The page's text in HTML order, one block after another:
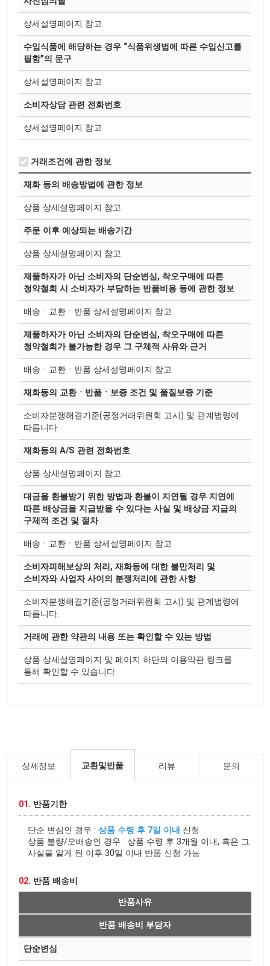
상세설명페이지 참고
수입식품에 해당하는 경우 “식품위생법에 따른 수입신고를
필함”의 문구
상세설명페이지 참고
소비자상담 관련 전화번호
상세설명페이지 참고
거래조건에 관한 정보
재화 등의 배송방법에 관한 정보
상품 상세설명페이지 참고
주문 이후 예상되는 배송기간
상품 상세설명페이지 참고
제품하자가 아닌 소비자의 단순변심, 착오구매에 따른
청약철회 시 소비자가 부담하는 반품비용 등에 관한 정보
배송ㆍ교환ㆍ반품 상세설명페이지 참고
제품하자가 아닌 소비자의 단순변심, 착오구매에 따른
청약철회가 불가능한 경우 그 구체적 사유와 근거
배송ㆍ교환ㆍ반품 상세설명페이지 참고
재화등의 교환ㆍ반품ㆍ보증 조건 및 품질보증 기준
소비자분쟁해결기준(공정거래위원회 고시) 및 관계법령에
따릅니다.
재화등의 A/S 관련 전화번호
상품 상세설명페이지 참고
대금을 환불받기 위한 방법과 환불이 지연될 경우 지연에
따른 배상금을 지급받을 수 있다는 사실 및 배상금 지급의
구체적 조건 및 절차
배송ㆍ교환ㆍ반품 상세설명페이지 참고
소비자피해보상의 처리, 재화등에 대한 불만처리 및
소비자와 사업자 사이의 분쟁처리에 관한 사항
소비자분쟁해결기준(공정거래위원회 고시) 및 관계법령에
따릅니다.
거래에 관한 약관의 내용 또는 확인할 수 있는 방법
상품 상세설명페이지 및 페이지 하단의 이용약관 링크를
통해 확인할 수 있습니다.
상세정보 교환및반품 리뷰 문의
01. 반품기한
단순 변심인 경우 : 상품 수령 후 7일 이내 신청
상품 불량/오배송인 경우 : 상품 수령 후 3개월 이내, 혹은 그
사실을 알게 된 이후 30일 이내 반품 신청 가능
02. 반품 배송비
반품사유
반품 배송비 부담자
단순변심